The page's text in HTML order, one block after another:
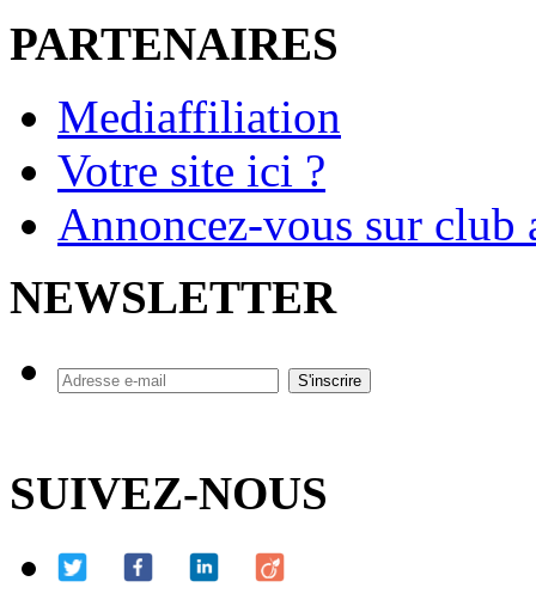
PARTENAIRES
Mediaffiliation
Votre site ici ?
Annoncez-vous sur
NEWSLETTER
SUIVEZ-NOUS